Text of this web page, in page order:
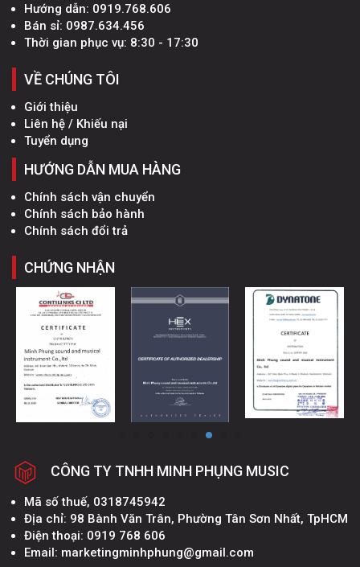
Hướng dẫn: 0919.768.606
Bán sỉ: 0987.634.456
Thời gian phục vụ: 8:30 - 17:30
VỀ CHÚNG TÔI
Giới thiệu
Liên hệ / Khiếu nại
Tuyển dụng
HƯỚNG DẪN MUA HÀNG
Chính sách vận chuyển
Chính sách bảo hành
Chính sách đổi trả
CHỨNG NHẬN
CÔNG TY TNHH MINH PHỤNG MUSIC
Mã số thuế, 0318745942
Địa chỉ: 98 Bành Văn Trân, Phường Tân Sơn Nhất, TpHCM
Điện thoại: 0919 768 606
Email: marketingminhphung@gmail.com